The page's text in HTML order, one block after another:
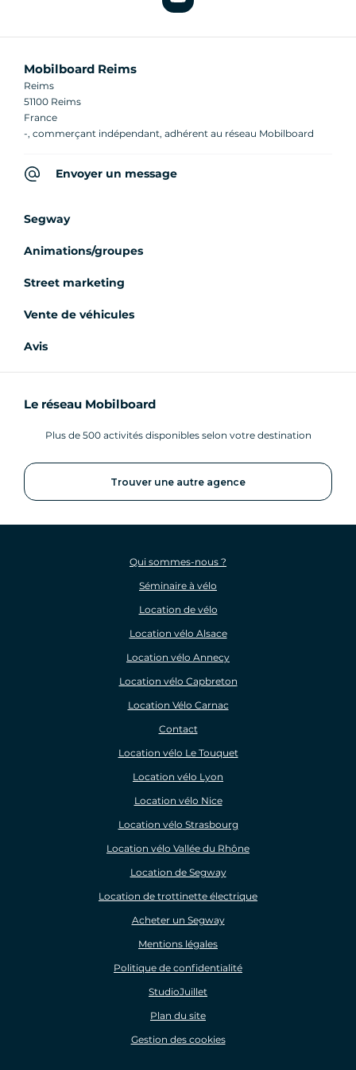
Mobilboard Reims
Reims
51100 Reims
France
-, commerçant indépendant, adhérent au réseau Mobilboard
Envoyer un message
Segway
Animations/groupes
Street marketing
Vente de véhicules
Avis
Le réseau Mobilboard
Plus de 500 activités disponibles selon votre destination
Trouver une autre agence
Qui sommes-nous ?
Séminaire à vélo
Location de vélo
Location vélo Alsace
Location vélo Annecy
Location vélo Capbreton
Location Vélo Carnac
Contact
Location vélo Le Touquet
Location vélo Lyon
Location vélo Nice
Location vélo Strasbourg
Location vélo Vallée du Rhône
Location de Segway
Location de trottinette électrique
Acheter un Segway
Mentions légales
Politique de confidentialité
StudioJuillet
Plan du site
Gestion des cookies